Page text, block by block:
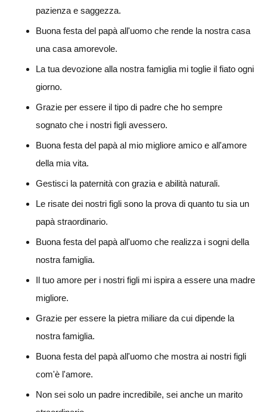
pazienza e saggezza.
Buona festa del papà all'uomo che rende la nostra casa
una casa amorevole.
La tua devozione alla nostra famiglia mi toglie il fiato ogni
giorno.
Grazie per essere il tipo di padre che ho sempre
sognato che i nostri figli avessero.
Buona festa del papà al mio migliore amico e all'amore
della mia vita.
Gestisci la paternità con grazia e abilità naturali.
Le risate dei nostri figli sono la prova di quanto tu sia un
papà straordinario.
Buona festa del papà all'uomo che realizza i sogni della
nostra famiglia.
Il tuo amore per i nostri figli mi ispira a essere una madre
migliore.
Grazie per essere la pietra miliare da cui dipende la
nostra famiglia.
Buona festa del papà all'uomo che mostra ai nostri figli
com'è l'amore.
Non sei solo un padre incredibile, sei anche un marito